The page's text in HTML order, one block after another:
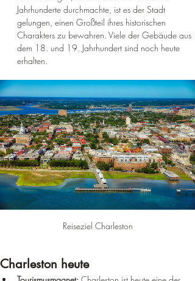
Jahrhunderte durchmachte, ist es der Stadt
gelungen, einen Großteil ihres historischen
Charakters zu bewahren. Viele der Gebäude aus
dem 18. und 19. Jahrhundert sind noch heute
erhalten.
Reiseziel Charleston
Charleston heute